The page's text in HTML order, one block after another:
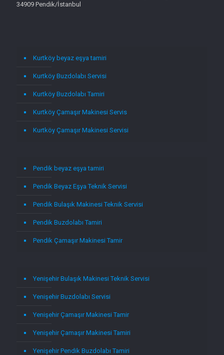
34909 Pendik/İstanbul
Kurtköy beyaz eşya tamiri
Kurtköy Buzdolabı Servisi
Kurtköy Buzdolabı Tamiri
Kurtköy Çamaşır Makinesi Servis
Kurtköy Çamaşır Makinesi Servisi
Pendik beyaz eşya tamiri
Pendik Beyaz Eşya Teknik Servisi
Pendik Bulaşık Makinesi Teknik Servisi
Pendik Buzdolabı Tamiri
Pendik Çamaşır Makinesi Tamir
Yenişehir Bulaşık Makinesi Teknik Servisi
Yenişehir Buzdolabı Servisi
Yenişehir Çamaşır Makinesi Tamir
Yenişehir Çamaşır Makinesi Tamiri
Yenişehir Pendik Buzdolabı Tamiri